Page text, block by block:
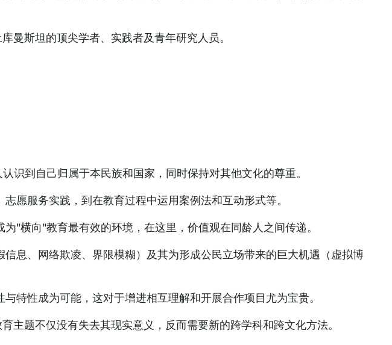
曼斯坦的顶尖学者、实践者及青年研究人员。
识到自己归属于本民族和国家，同时保持对其他文化的尊重。
愿服务实践，到在教育过程中运用案例法和互动形式等。
"横向"教育最有效的环境，在这里，价值观在同龄人之间传递。
息、网络欺凌、界限模糊）及其为形成公民立场带来的巨大机遇（虚拟博
特性成为可能，这对于增进相互理解和开展合作项目尤为宝贵。
题不仅没有失去其现实意义，反而需要新的跨学科和跨文化方法。